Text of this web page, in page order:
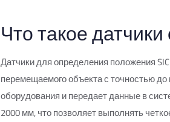
Что такое
Датчики для определения положения
перемещаемого объекта с точностью
оборудования и передает данные в
2000 мм, что позволяет выполнять